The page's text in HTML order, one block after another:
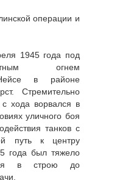
операции и
1945 года под
огнем
в районе
Стремительно
с хода ворвался в
уличного боя
танков с
путь к центру
года был тяжело
в строю до